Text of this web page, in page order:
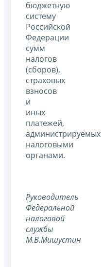
бюджетную
систему
Российской
Федерации
сумм
налогов
(сборов),
страховых
взносов
и
иных
платежей,
администрируемых
налоговыми
органами.
Руководитель
Федеральной
налоговой
службы
М.В.Мишустин